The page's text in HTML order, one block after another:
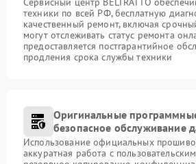
техники по всей РФ, бесплатную
качественный ремонт, включая
могут отслеживать статус ремонта
предоставляется постгарантийное
продления срока службы техники
Оригинальные
безопасное обслуживание
Использование официальных
аккуратная работа с